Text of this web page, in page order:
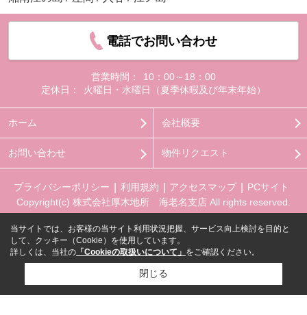
電話でお問い合わせ
営業時間：
10：00～18：00
定休日：
火曜日・水曜日（夏季休暇及び年末年始）
ホーム 会社概要
お問い合わせ 物件リクエスト
プライバシーポリシー 利用規約 アクセスマップ
PCサイト
Copyright(c) 株式会社厚木地所 海老名支店 All rights reserved.
当サイトでは、お客様の当サイト利用状況把握、サービス向上検討を目的と
して、クッキー（Cookie）を使用しています。
詳しくは、当社の 「Cookieの取扱いについて」 をご確認ください。
閉じる